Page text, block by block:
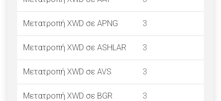
Μετατροπή XWD σε APNG 3
Μετατροπή XWD σε ASHLAR 3
Μετατροπή XWD σε AVS 3
Μετατροπή XWD σε BGR 3